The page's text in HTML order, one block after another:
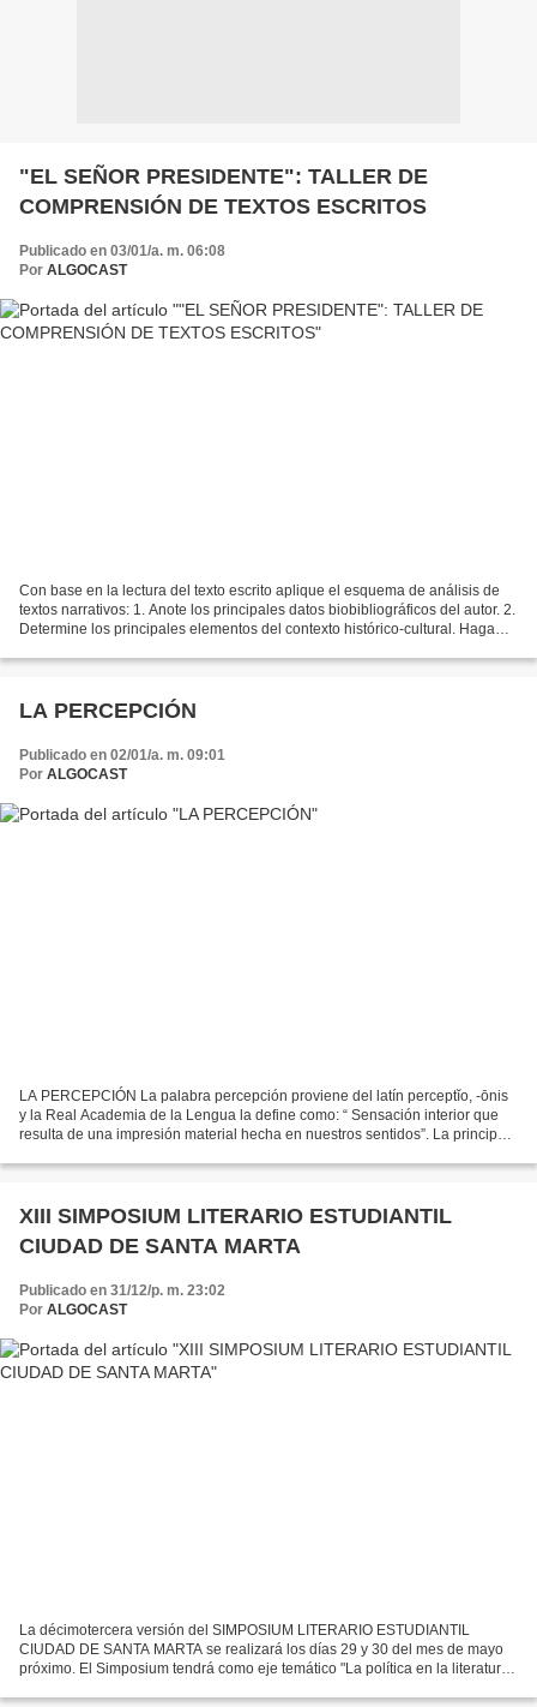
"EL SEÑOR PRESIDENTE": TALLER DE
COMPRENSIÓN DE TEXTOS ESCRITOS
Publicado en 03/01/a. m. 06:08
Por ALGOCAST
Con base en la lectura del texto escrito aplique el esquema de análisis de
textos narrativos: 1. Anote los principales datos biobibliográficos del autor. 2.
Determine los principales elementos del contexto histórico-cultural. Haga
LA PERCEPCIÓN
Publicado en 02/01/a. m. 09:01
Por ALGOCAST
LA PERCEPCIÓN La palabra percepción proviene del latín perceptĭo, -ōnis
y la Real Academia de la Lengua la define como: “ Sensación interior que
resulta de una impresión material hecha en nuestros sentidos”. La principal
XIII SIMPOSIUM LITERARIO ESTUDIANTIL
CIUDAD DE SANTA MARTA
Publicado en 31/12/p. m. 23:02
Por ALGOCAST
La décimotercera versión del SIMPOSIUM LITERARIO ESTUDIANTIL
CIUDAD DE SANTA MARTA se realizará los días 29 y 30 del mes de mayo
próximo. El Simposium tendrá como eje temático "La política en la literatura"